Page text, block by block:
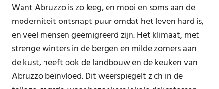
Want Abruzzo is zo leeg, en mooi en soms aan de
moderniteit ontsnapt puur omdat het leven hard is,
en veel mensen geëmigreerd zijn. Het klimaat, met
strenge winters in de bergen en milde zomers aan
de kust, heeft ook de landbouw en de keuken van
Abruzzo beïnvloed. Dit weerspiegelt zich in de